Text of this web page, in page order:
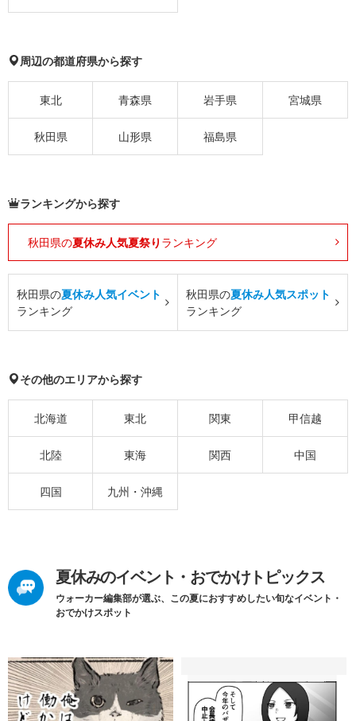
周辺の都道府県から探す
東北 青森県 岩手県 宮城県
秋田県 山形県 福島県
ランキングから探す
秋田県の夏休み人気夏祭り ランキング
秋田県の夏休み人気イベント
ランキング
秋田県の夏休み人気スポット
ランキング
その他のエリアから探す
北海道 東北 関東 甲信越
北陸 東海 関西 中国
四国 九州・沖縄
夏休みのイベント・おでかけトピックス
ウォーカー編集部が選ぶ、この夏におすすめしたい旬なイベント・
おでかけスポット